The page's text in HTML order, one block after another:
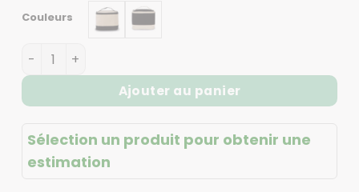
Couleurs
quantité de Trousse de toilette femme 100% coton |
Ajouter au panier
Sélection un produit pour obtenir une
estimation